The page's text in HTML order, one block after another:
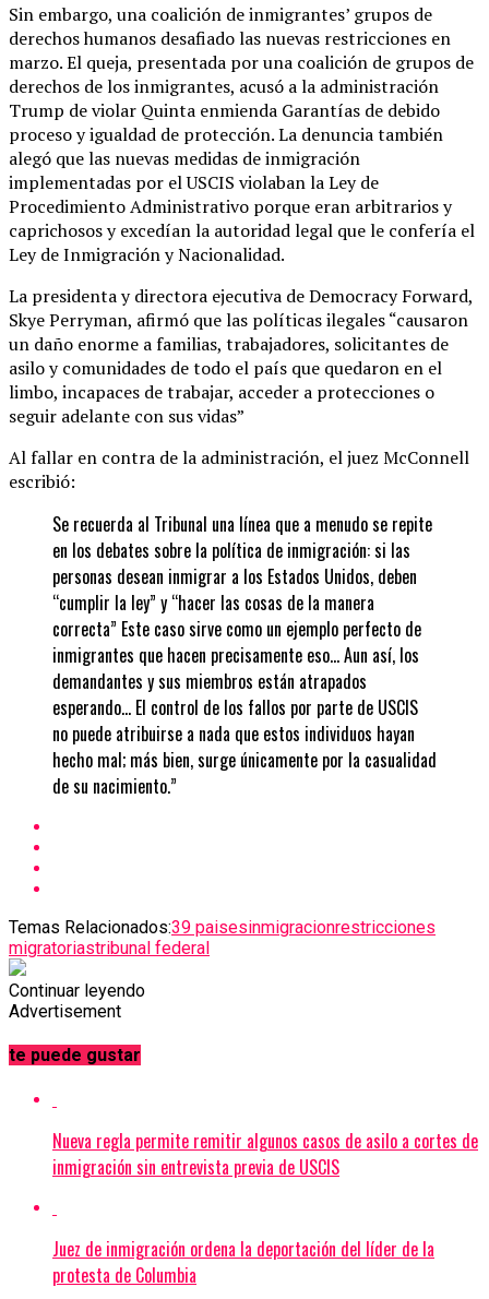
Sin embargo, una coalición de inmigrantes’ grupos de
derechos humanos desafiado las nuevas restricciones en
marzo. El queja, presentada por una coalición de grupos de
derechos de los inmigrantes, acusó a la administración
Trump de violar Quinta enmienda Garantías de debido
proceso y igualdad de protección. La denuncia también
alegó que las nuevas medidas de inmigración
implementadas por el USCIS violaban la Ley de
Procedimiento Administrativo porque eran arbitrarios y
caprichosos y excedían la autoridad legal que le confería el
Ley de Inmigración y Nacionalidad.
La presidenta y directora ejecutiva de Democracy Forward,
Skye Perryman, afirmó que las políticas ilegales “causaron
un daño enorme a familias, trabajadores, solicitantes de
asilo y comunidades de todo el país que quedaron en el
limbo, incapaces de trabajar, acceder a protecciones o
seguir adelante con sus vidas”
Al fallar en contra de la administración, el juez McConnell
escribió:
Se recuerda al Tribunal una línea que a menudo se repite
en los debates sobre la política de inmigración: si las
personas desean inmigrar a los Estados Unidos, deben
“cumplir la ley” y “hacer las cosas de la manera
correcta” Este caso sirve como un ejemplo perfecto de
inmigrantes que hacen precisamente eso… Aun así, los
demandantes y sus miembros están atrapados
esperando… El control de los fallos por parte de USCIS
no puede atribuirse a nada que estos individuos hayan
hecho mal; más bien, surge únicamente por la casualidad
de su nacimiento.”
Temas Relacionados:39 paisesinmigracionrestricciones
migratoriastribunal federal
Continuar leyendo
Advertisement
te puede gustar
Nueva regla permite remitir algunos casos de asilo a cortes de
inmigración sin entrevista previa de USCIS
Juez de inmigración ordena la deportación del líder de la
protesta de Columbia